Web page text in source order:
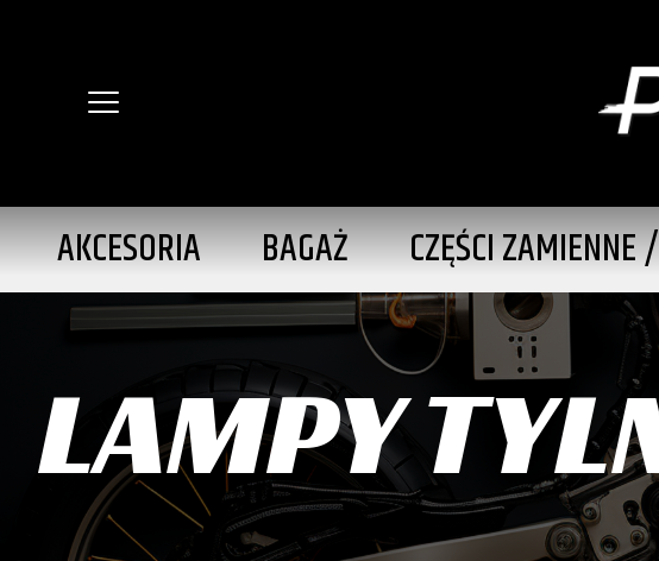
AKCESORIA BAGAŻ CZĘŚCI ZAMIENNE
LAMPY